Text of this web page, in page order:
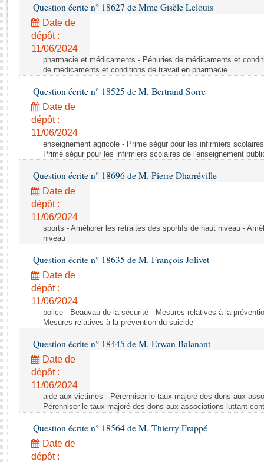
Rapports législatifs
Rapports sur l'application des lois
Baromètre de l’application des lois
Dossiers législatifs
Budget et sécurité sociale
Questions écrites et orales
Comptes rendus des débats
Question écrite n° 18627 de Mme Gisèle Lelouis
Date de
dépôt :
11/06/2024
pharmacie et médicaments - Pénuries de médicaments et
de médicaments et conditions de travail en pharmacie
Question écrite n° 18525 de M. Bertrand Sorre
Date de
dépôt :
11/06/2024
enseignement agricole - Prime ségur pour les infirmiers
Prime ségur pour les infirmiers scolaires de l'enseignement
Question écrite n° 18696 de M. Pierre Dharréville
Date de
dépôt :
11/06/2024
sports - Améliorer les retraites des sportifs de haut niveau -
niveau
Question écrite n° 18635 de M. François Jolivet
Date de
dépôt :
11/06/2024
police - Beauvau de la sécurité - Mesures relatives à la
Mesures relatives à la prévention du suicide
Question écrite n° 18445 de M. Erwan Balanant
Date de
dépôt :
11/06/2024
aide aux victimes - Pérenniser le taux majoré des dons aux
Pérenniser le taux majoré des dons aux associations luttant
Question écrite n° 18564 de M. Thierry Frappé
Date de
dépôt :